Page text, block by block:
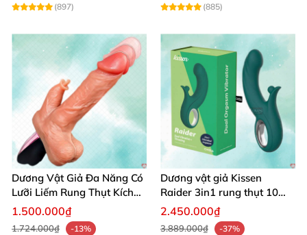
(897)
(885)
Dương Vật Giả Đa Năng Có
Lưỡi Liếm Rung Thụt Kích
Thích Cao Cấp
1.500.000₫
1.724.000₫
-13%
Dương vật giả Kissen
Raider 3in1 rung thụt 10
chế độ, chống nước
2.450.000₫
3.889.000₫
-37%